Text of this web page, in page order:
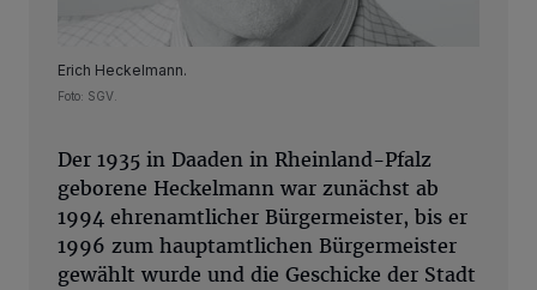
Erich Heckelmann.
Foto: SGV.
Der 1935 in Daaden in Rheinland-Pfalz
geborene Heckelmann war zunächst ab
1994 ehrenamtlicher Bürgermeister, bis er
1996 zum hauptamtlichen Bürgermeister
gewählt wurde und die Geschicke der Stadt